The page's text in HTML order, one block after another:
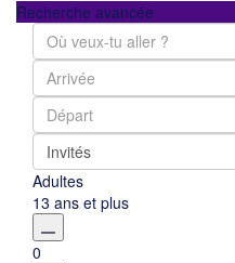
Recherche avancée
Invités
Adultes
13 ans et plus
0